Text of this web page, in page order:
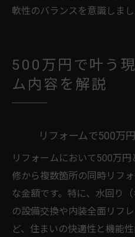
軟性のバランスを意識しまし
500万円で叶う
ム内容を解説
リフォームで500万
リフォームにおいて500万
修から複数箇所の同時リフ
な金額です。特に、水回り
の設備交換や内装全面リフ
ど、住まいの快適性と機能